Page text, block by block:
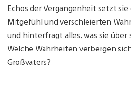
Echos der Vergangenheit setzt sie
Mitgefühl und verschleierten
und hinterfragt alles, was sie über
Welche Wahrheiten verbergen
Großvaters?